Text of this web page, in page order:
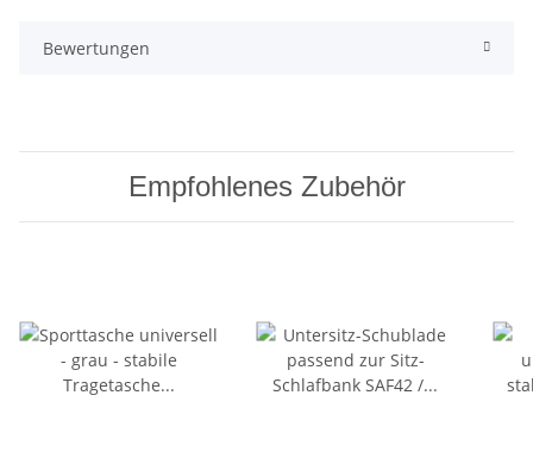
Bewertungen
Empfohlenes Zubehör